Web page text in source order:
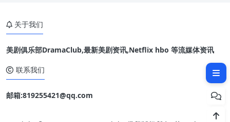
关于我们
美剧俱乐部DramaClub,最新美剧资讯,Netflix hbo 等流媒体资讯
联系我们
邮箱:819255421@qq.com